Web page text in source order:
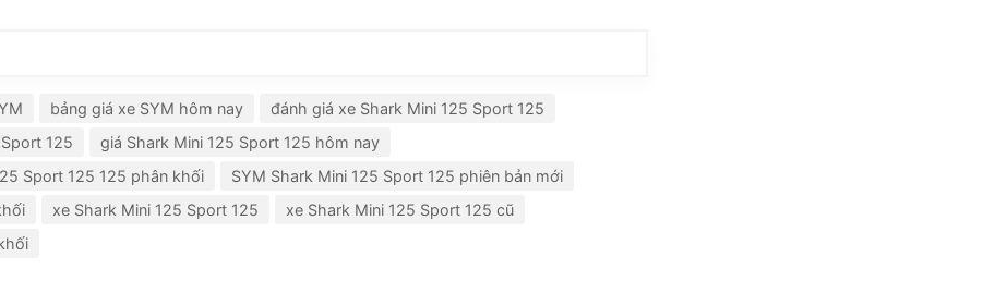
bảng giá xe SYM hôm nay
đánh giá xe Shark Mini 125 Sport 125
125
giá Shark Mini 125 Sport 125 hôm nay
Sport 125 125 phân khối
SYM Shark Mini 125 Sport 125 phiên bản mới
xe Shark Mini 125 Sport 125
xe Shark Mini 125 Sport 125 cũ